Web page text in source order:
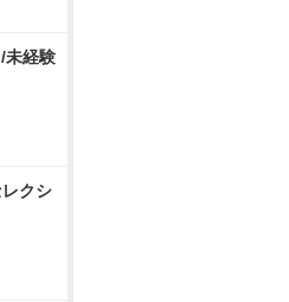
未経験
クシ